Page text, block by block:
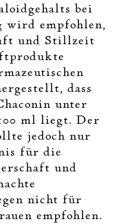
bei
wird empfohlen,
und Stillzeit
dass
unter
ml liegt. Der
jedoch nur
für die
und
nicht für
empfohlen.